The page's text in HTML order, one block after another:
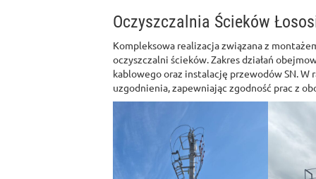
Oczyszczalnia Ścieków
Kompleksowa realizacja związana z
oczyszczalni ścieków. Zakres działań
kablowego oraz instalację przewodów SN.
uzgodnienia, zapewniając zgodność prac z